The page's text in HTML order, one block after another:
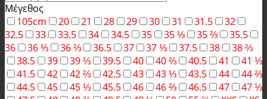
Μέγεθος
105cm
20 21 28 29 30 31 31.5
32
32.5
33 33.5 34 34.5 35 35 ⅓ 35 ⅔
35.5
36
36 ⅓ 36 ⅔ 36.5 37 37 ⅓ 37.5 38
38 ⅔
38.5
39 39 ⅓ 39.5 40 40 ⅔ 40.5 41
41 ⅓
41.5
42 42 ⅔ 42.5 43 43 ⅓ 43.5 44
44 ⅔
44.5
45 45 ⅓ 45.5 46 46 ⅔ 46.5 47
47 ⅓